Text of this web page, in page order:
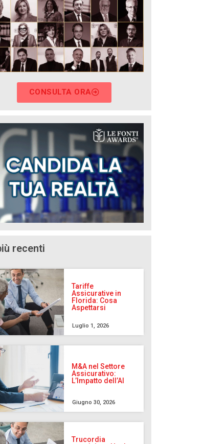
CONSULTA ORA
recenti
Tariffe
Assicurative in
Florida: Cosa
Aspettarsi
Luglio 1, 2026
M&A nel Settore
Assicurativo:
L’Impatto dell’AI
Giugno 30, 2026
Trucordia